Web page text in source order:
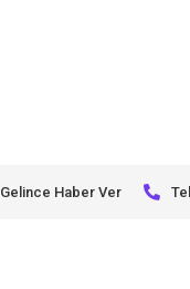
Gelince Haber Ver